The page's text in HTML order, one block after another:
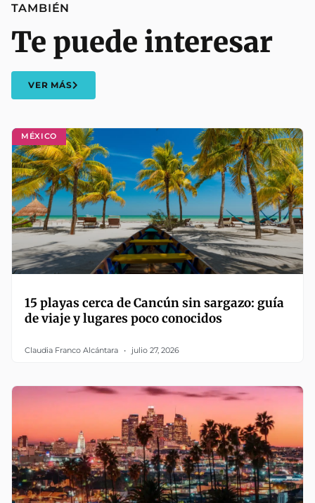
MÉXICO
15 playas cerca de Cancún sin sargazo: guía
de viaje y lugares poco conocidos
Claudia Franco Alcántara julio 27, 2026
TAMBIÉN
Te puede interesar
VER MÁS